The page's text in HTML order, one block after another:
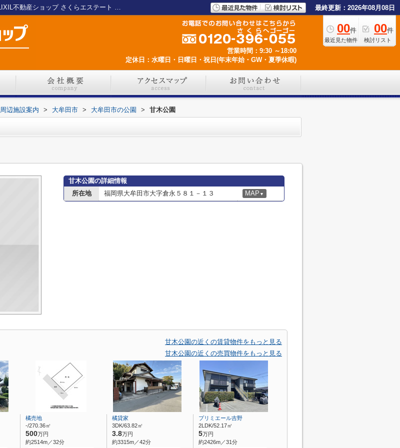
甘木公園情報ページ｜大牟田の不動産売却・売買ならERA LIXIL不動産ショップ さくらエステート 大牟田店 最終更新：2026年08月08日
00件
最近見た物件
00件
検討リスト
営業時間：9:30 ～18:00
定休日：水曜日・日曜日・祝日(年末年始・GW・夏季休暇)
周辺施設案内 > 大牟田市 > 大牟田市の公園 > 甘木公園
甘木公園の詳細情報
所在地
福岡県大牟田市大字倉永５８１－１３ MAP ▼
甘木公園の近くの賃貸物件をもっと見る
甘木公園の近くの売買物件をもっと見る
橘売地
-/270.36㎡
500万円
約2514m／32分
橘貸家
3DK/63.82㎡
3.8万円
約3315m／42分
プリミエール吉野
2LDK/52.17㎡
5万円
約2426m／31分